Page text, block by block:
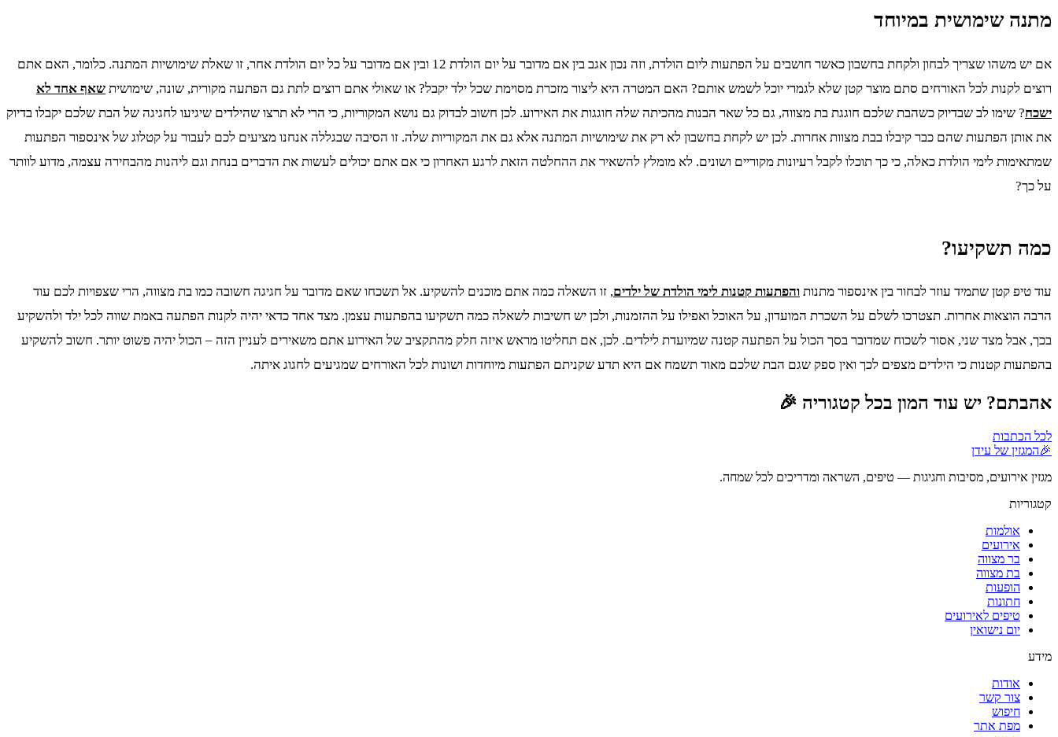
מתנה שימושית במיוחד
אם יש משהו שצריך לבחון ולקחת בחשבון כאשר חושבים על הפתעות ליום הולדת, וזה נכון אגב בין אם מדובר על יום הולדת 12 ובין אם מדובר על כל יום הולדת אחר, זו שאלת שימושיות המתנה. כלומר, האם אתם
רוצים לקנות לכל האורחים סתם מוצר קטן שלא לגמרי יוכל לשמש אותם? האם המטרה היא ליצור מזכרת מסוימת שכל ילד יקבל? או שאולי אתם רוצים לתת גם הפתעה מקורית, שונה, שימושית שאף אחד לא
ישכח? שימו לב שבדיוק כשהבת שלכם חוגגת בת מצווה, גם כל שאר הבנות מהכיתה שלה חוגגות את האירוע. לכן חשוב לבדוק גם נושא המקוריות, כי הרי לא תרצו שהילדים שיגיעו לחגיגה של הבת שלכם יקבלו בדיוק
את אותן הפתעות שהם כבר קיבלו בבת מצוות אחרות. לכן יש לקחת בחשבון לא רק את שימושיות המתנה אלא גם את המקוריות שלה. זו הסיבה שבגללה אנחנו מציעים לכם לעבור על קטלוג של אינספור הפתעות
שמתאימות לימי הולדת כאלה, כי כך תוכלו לקבל רעיונות מקוריים ושונים. לא מומלץ להשאיר את ההחלטה הזאת לרגע האחרון כי אם אתם יכולים לעשות את הדברים בנחת וגם ליהנות מהבחירה עצמה, מדוע לוותר
על כך?
כמה תשקיעו?
עוד טיפ קטן שתמיד עוזר לבחור בין אינספור מתנות והפתעות קטנות לימי הולדת של ילדים, זו השאלה כמה אתם מוכנים להשקיע. אל תשכחו שאם מדובר על חגיגה חשובה כמו בת מצווה, הרי שצפויות לכם עוד
הרבה הוצאות אחרות. תצטרכו לשלם על השכרת המועדון, על האוכל ואפילו על ההזמנות, ולכן יש חשיבות לשאלה כמה תשקיעו בהפתעות עצמן. מצד אחד כדאי יהיה לקנות הפתעה באמת שווה לכל ילד ולהשקיע
בכך, אבל מצד שני, אסור לשכוח שמדובר בסך הכול על הפתעה קטנה שמיועדת לילדים. לכן, אם תחליטו מראש איזה חלק מהתקציב של האירוע אתם משאירים לעניין הזה – הכול יהיה פשוט יותר. חשוב להשקיע
בהפתעות קטנות כי הילדים מצפים לכך ואין ספק שגם הבת שלכם מאוד תשמח אם היא תדע שקניתם הפתעות מיוחדות ושונות לכל האורחים שמגיעים לחגוג איתה.
אהבתם? יש עוד המון בכל קטגוריה 🎉
לכל הכתבות
🎉המגזין של עידן
מגזין אירועים, מסיבות וחגיגות — טיפים, השראה ומדריכים לכל שמחה.
קטגוריות
אולמות
אירועים
בר מצווה
בת מצווה
הופעות
חתונות
טיפים לאירועים
יום נישואין
מידע
אודות
צור קשר
חיפוש
מפת אתר